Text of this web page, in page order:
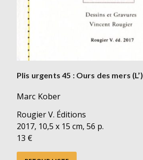
Plis urgents 45 : Ours des mers (L’)
Marc Kober
Rougier V. Éditions
2017, 10,5 x 15 cm, 56 p.
13 €